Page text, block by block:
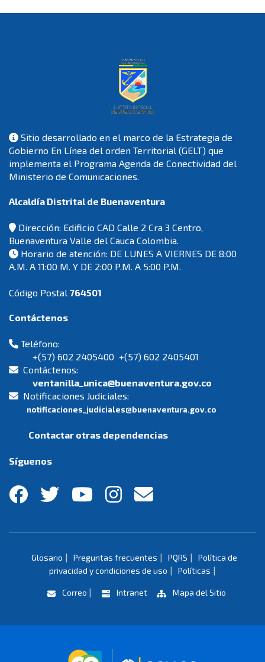
Sitio desarrollado en el marco de la Estrategia de
Gobierno En Línea del orden Territorial (GELT) que
implementa el Programa Agenda de Conectividad del
Ministerio de Comunicaciones.
Alcaldía Distrital de Buenaventura
Dirección: Edificio CAD Calle 2 Cra 3 Centro,
Buenaventura Valle del Cauca Colombia.
Horario de atención: DE LUNES A VIERNES DE 8:00
A.M. A 11:00 M. Y DE 2:00 P.M. A 5:00 P.M.
Código Postal 764501
Contáctenos
Teléfono:
+(57) 602 2405400 +(57) 602 2405401
Contáctenos:
ventanilla_unica@buenaventura.gov.co
Notificaciones Judiciales:
notificaciones_judiciales@buenaventura.gov.co
Contactar otras dependencias
Síguenos
Glosario | Preguntas frecuentes | PQRS |
Política de
privacidad y condiciones de uso | Políticas |
Correo | Intranet Mapa del Sitio
Logo marca Colombia